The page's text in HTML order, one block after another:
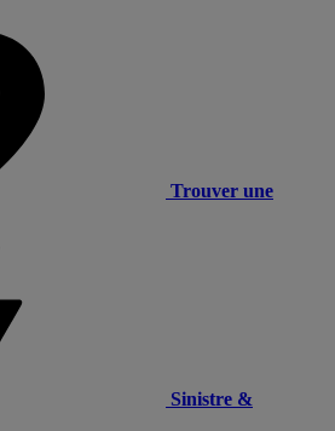
Trouver une
Sinistre &